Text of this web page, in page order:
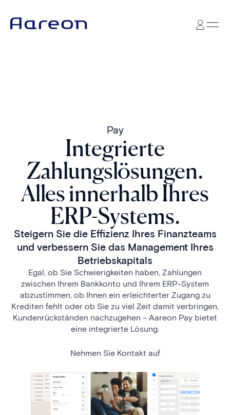
Pay
Integrierte
Zahlungslösungen.
Alles innerhalb Ihres
ERP-Systems.
Steigern Sie die Effizienz Ihres Finanzteams
und verbessern Sie das Management Ihres
Betriebskapitals
Egal, ob Sie Schwierigkeiten haben, Zahlungen
zwischen Ihrem Bankkonto und Ihrem ERP-System
abzustimmen, ob Ihnen ein erleichterter Zugang zu
Krediten fehlt oder ob Sie zu viel Zeit damit verbringen,
Kundenrückständen nachzugehen – Aareon Pay bietet
eine integrierte Lösung.
Nehmen Sie Kontakt auf